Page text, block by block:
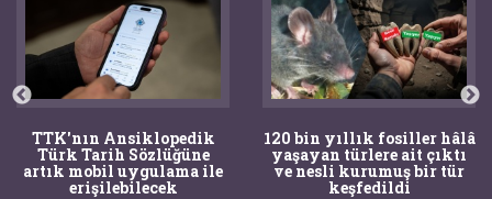
TTK'nın Ansiklopedik
Türk Tarih Sözlüğüne
artık mobil uygulama ile
erişilebilecek
120 bin yıllık fosiller hâlâ
yaşayan türlere ait çıktı
ve nesli kurumuş bir tür
keşfedildi